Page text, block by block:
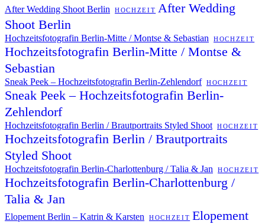
After Wedding Shoot Berlin HOCHZEIT After Wedding
Shoot Berlin
Hochzeitsfotografin Berlin-Mitte / Montse & Sebastian HOCHZEIT
Hochzeitsfotografin Berlin-Mitte / Montse &
Sebastian
Sneak Peek – Hochzeitsfotografin Berlin-Zehlendorf HOCHZEIT
Sneak Peek – Hochzeitsfotografin Berlin-
Zehlendorf
Hochzeitsfotografin Berlin / Brautportraits Styled Shoot HOCHZEIT
Hochzeitsfotografin Berlin / Brautportraits
Styled Shoot
Hochzeitsfotografin Berlin-Charlottenburg / Talia & Jan HOCHZEIT
Hochzeitsfotografin Berlin-Charlottenburg /
Talia & Jan
Elopement Berlin – Katrin & Karsten HOCHZEIT Elopement